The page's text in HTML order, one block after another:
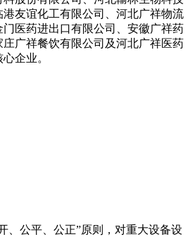
友谊化工有限公司、河北广祥物流
医药进出口有限公司、安徽广祥药
庄广祥餐饮有限公司及河北广祥医药
企业。
、公平、公正”原则，对重大设备设